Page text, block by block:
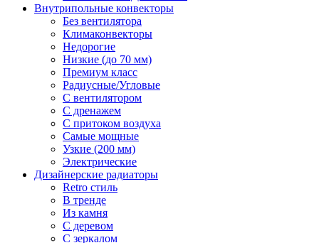
Внутрипольные конвекторы
Без вентилятора
Климаконвекторы
Недорогие
Низкие (до 70 мм)
Премиум класс
Радиусные/Угловые
С вентилятором
С дренажем
С притоком воздуха
Самые мощные
Узкие (200 мм)
Электрические
Дизайнерские радиаторы
Retro стиль
В тренде
Из камня
С деревом
С зеркалом